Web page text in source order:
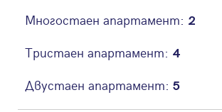
Многостаен апартамент: 2
Тристаен апартамент: 4
Двустаен апартамент: 5